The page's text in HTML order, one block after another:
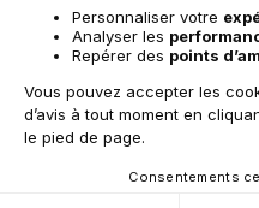
Conditions générales de